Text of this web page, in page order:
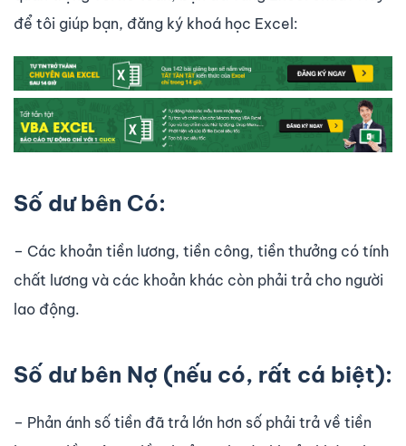
để tôi giúp bạn, đăng ký khoá học Excel:
Số dư bên Có:
– Các khoản tiền lương, tiền công, tiền thưởng có tính
chất lương và các khoản khác còn phải trả cho người
lao động.
Số dư bên Nợ (nếu có, rất cá biệt):
– Phản ánh số tiền đã trả lớn hơn số phải trả về tiền